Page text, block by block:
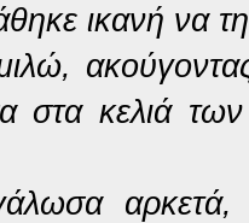
ικανή να
στα κελιά